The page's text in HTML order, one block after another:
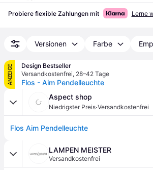
Probiere flexible Zahlungen mit Lerne
Versionen Farbe
ANZEIGE
Design Bestseller
Versandkostenfrei, 28–42 Tage
Flos - Aim Pendelleuchte
Aspect shop
Niedrigster Preis·Versandkostenfrei
Flos Aim Pendelleuchte
LAMPEN MEISTER
Versandkostenfrei